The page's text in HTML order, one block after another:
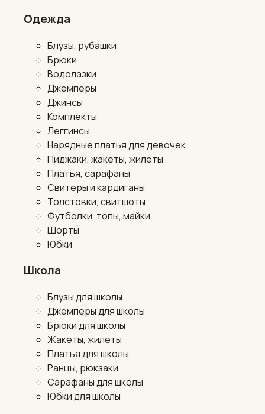
Одежда
Блузы, рубашки
Брюки
Водолазки
Джемперы
Джинсы
Комплекты
Леггинсы
Нарядные платья для девочек
Пиджаки, жакеты, жилеты
Платья, сарафаны
Свитеры и кардиганы
Толстовки, свитшоты
Футболки, топы, майки
Шорты
Юбки
Школа
Блузы для школы
Джемперы для школы
Брюки для школы
Жакеты, жилеты
Платья для школы
Ранцы, рюкзаки
Сарафаны для школы
Юбки для школы